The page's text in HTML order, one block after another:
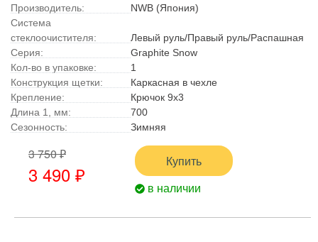
Производитель:
NWB (Япония)
Система
стеклоочистителя:
Левый руль/Правый руль/Распашная
Серия:
Graphite Snow
Кол-во в упаковке:
1
Конструкция щетки:
Каркасная в чехле
Крепление:
Крючок 9x3
Длина 1, мм:
700
Сезонность:
Зимняя
3 750 ₽
3 490 ₽
Купить
в наличии